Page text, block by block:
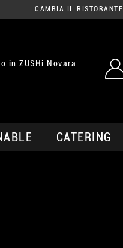
CAMBIA IL RISTORANTE
in ZUSHi Novara
CATERING